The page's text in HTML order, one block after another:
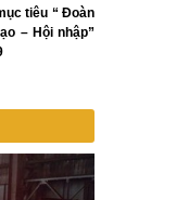
tiêu “ Đoàn
– Hội nhập”